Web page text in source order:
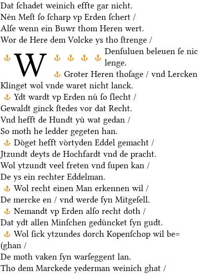
W
Dat ſchadet weinich effte gar nicht.
Neͤn Meſt ſo ſcharp vp Erden ſchert /
Alſe wenn ein Buwr thom Heren wert.
Wor de Here dem Volcke ys tho ſtrenge /
Denſuluen beleuen ſe
lenge.
Groter Heren thoſage / vnd
Klinget wol vnde waret nicht lanck.
Ydt wardt vp Erden nuͤ ſo ſlecht /
Gewaldt ginck ſtedes vor dat Recht.
Vnd hefft de Hundt yuͤ wat gedan /
So moth he ledder gegeten han.
Doͤget hefft voͤrtyden Eddel gemacht /
Jtzundt deyts de Hochfardt vnd de pracht.
Wol ytzundt veel freten vnd ſupen kan /
De ys ein rechter Eddelman.
Wol recht einen Man erkennen wil /
De mercke en / vnd werde ſyn Mitgeſell.
Nemandt vp Erden alſo recht doth /
Dat ydt allen Minſchen geduͤncket ſyn gudt.
Wol ſick ytzundes dorch Kopenſchop wil be=
(ghan /
De moth vaken ſyn warſeggent lan.
Tho dem Marckede yederman weinich ghat /